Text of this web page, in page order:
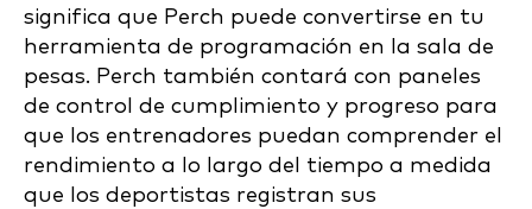
significa que Perch puede convertirse en tu
herramienta de programación en la sala de
pesas. Perch también contará con paneles
de control de cumplimiento y progreso para
que los entrenadores puedan comprender el
rendimiento a lo largo del tiempo a medida
que los deportistas registran sus